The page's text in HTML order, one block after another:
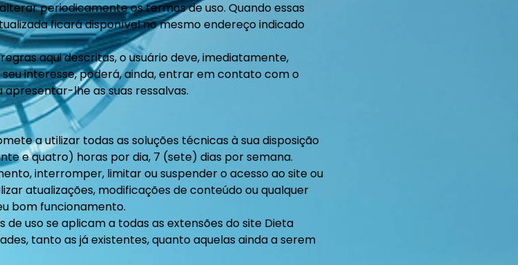
periodicamente os termos de uso. Quando essas
ficará disponível no mesmo endereço indicado
aqui descritas, o usuário deve, imediatamente,
interesse, poderá, ainda, entrar em contato com o
lhe as suas ressalvas.
a utilizar todas as soluções técnicas à sua disposição
e quatro) horas por dia, 7 (sete) dias por semana.
interromper, limitar ou suspender o acesso ao site ou
atualizações, modificações de conteúdo ou qualquer
bom funcionamento.
uso se aplicam a todas as extensões do site Dieta
tanto as já existentes, quanto aquelas ainda a serem